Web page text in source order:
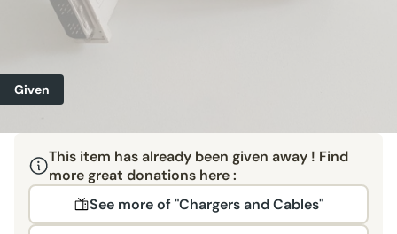
Given
This item has already been given away ! Find
more great donations here :
See more of "Chargers and Cables"